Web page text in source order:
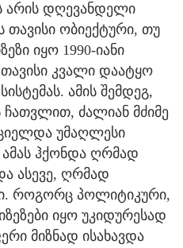
არის დღევანდელი
თავისი ობიექტური, თუ
იყო 1990-იანი
კვალი დაატყო
ამის შემდეგ,
ძალიან მძიმე
უმაღლესი
ამას ჰქონდა ღრმად
ასევე, ღრმად
როგორც პოლიტიკური,
იყო უკიდურესად
მიზნად ისახავდა